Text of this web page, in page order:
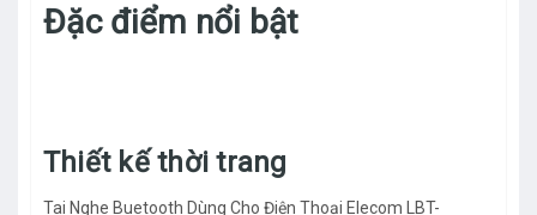
Đặc điểm nổi bật
Thiết kế thời trang
Tai Nghe Buetooth Dùng Cho Điện Thoại Elecom LBT-